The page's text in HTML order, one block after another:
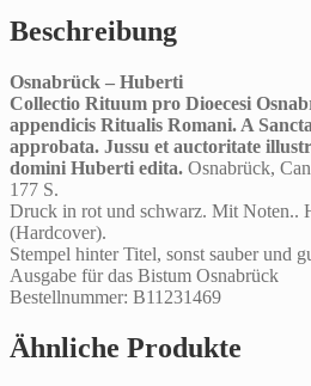
Beschreibung
Osnabrück – Huberti
Collectio Rituum pro Dioecesi
appendicis Ritualis Romani. A
approbata. Jussu et auctoritate
domini Huberti edita. Osnabrück,
177 S.
Druck in rot und schwarz. Mit Noten..
(Hardcover).
Stempel hinter Titel, sonst sauber und
Ausgabe für das Bistum Osnabrück
Bestellnummer: B11231469
Ähnliche Produkte